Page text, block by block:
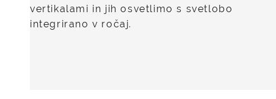
vertikalami in jih osvetlimo s svetlobo
integrirano v ročaj.